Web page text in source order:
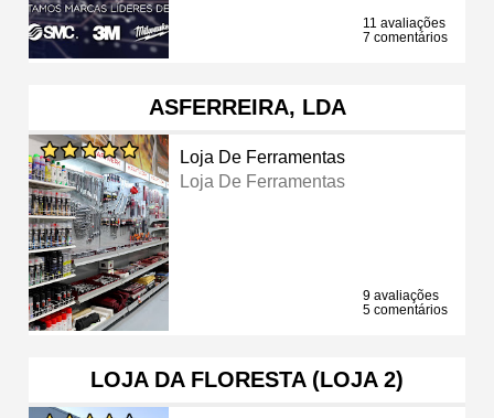
11 avaliações
7 comentários
ASFERREIRA, LDA
Loja De Ferramentas
Loja De Ferramentas
9 avaliações
5 comentários
LOJA DA FLORESTA (LOJA 2)